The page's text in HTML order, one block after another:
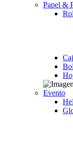
Papel &
Evento